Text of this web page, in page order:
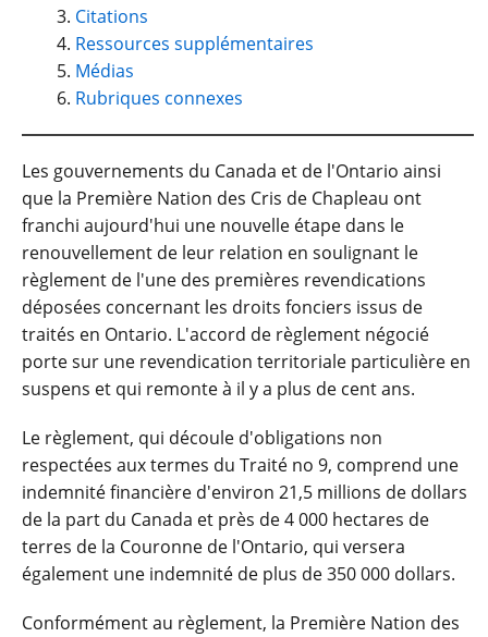
Citations
Ressources supplémentaires
Médias
Rubriques connexes
Les gouvernements du Canada et de l'Ontario ainsi
que la Première Nation des Cris de Chapleau ont
franchi aujourd'hui une nouvelle étape dans le
renouvellement de leur relation en soulignant le
règlement de l'une des premières revendications
déposées concernant les droits fonciers issus de
traités en Ontario. L'accord de règlement négocié
porte sur une revendication territoriale particulière en
suspens et qui remonte à il y a plus de cent ans.
Le règlement, qui découle d'obligations non
respectées aux termes du Traité no 9, comprend une
indemnité financière d'environ 21,5 millions de dollars
de la part du Canada et près de 4 000 hectares de
terres de la Couronne de l'Ontario, qui versera
également une indemnité de plus de 350 000 dollars.
Conformément au règlement, la Première Nation des